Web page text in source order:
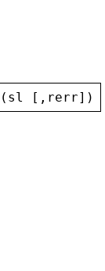
( sl [, rerr])